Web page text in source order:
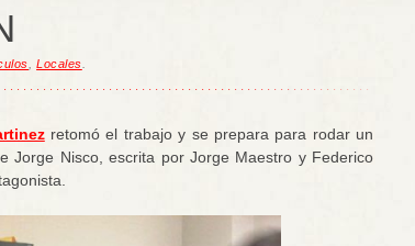
,Locales
retomó el trabajo y se prepara para rodar un
Jorge Nisco, escrita por Jorge Maestro y Federico